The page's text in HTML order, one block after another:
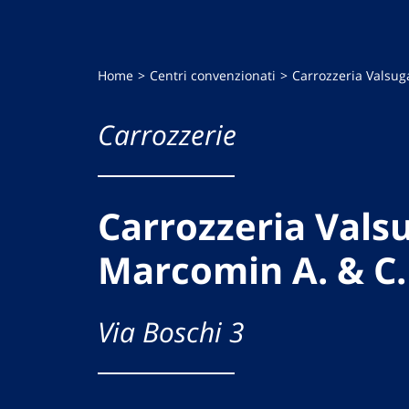
Home Centri convenzionati Carrozzeria
Carrozzerie
Carrozzeria
Marcomin A. & C.
Via Boschi 3